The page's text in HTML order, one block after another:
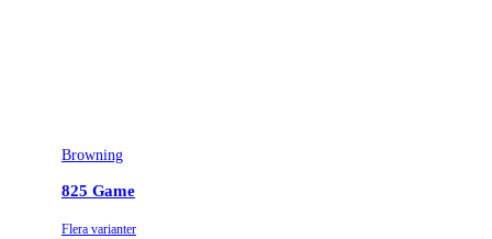
Browning
825 Game
Flera varianter